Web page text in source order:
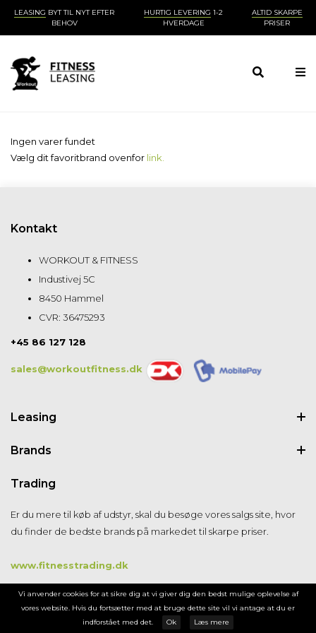
LEASING BYT TIL NYT EFTER
BEHOV
HURTIG LEVERING 1-2
HVERDAGE
ALTID SKARPE
PRISER
Ingen varer fundet
Vælg dit favoritbrand ovenfor link.
Kontakt
WORKOUT & FITNESS
Industivej 5C
8450 Hammel
CVR: 36475293
+45 86 127 128
sales@workoutfitness.dk
Leasing
Brands
Trading
Er du mere til køb af udstyr, skal du besøge vores salgs site, hvor
du finder de bedste brands på markedet til skarpe priser.
www.fitnesstrading.dk
Vi anvender cookies for at sikre dig at vi giver dig den bedst mulige oplevelse af
vores website. Hvis du fortsætter med at bruge dette site vil vi antage at du er
indforstået med det.
Ok Læs mere